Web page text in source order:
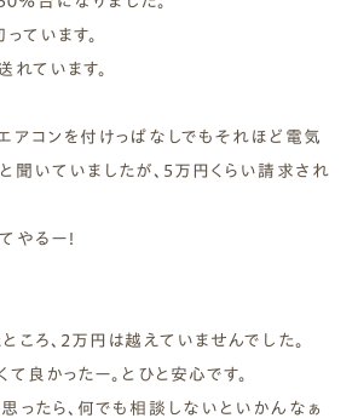
ています。
れています。
アコンを付けっぱなしでもそれほど電気
聞いていましたが、５万円くらい請求され
やるー！
ころ、2万円は越えていませんでした。
良かったー。とひと安心です。
ったら、何でも相談しないといかんなぁ